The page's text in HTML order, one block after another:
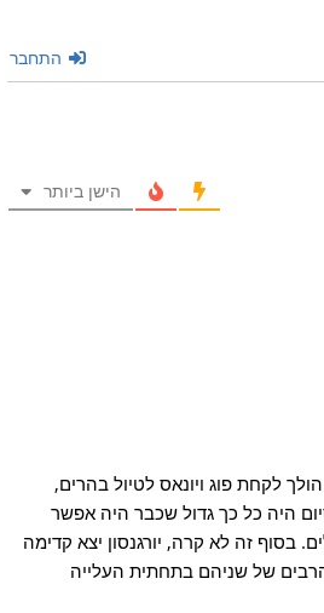
התחבר
הישן ביותר
לקחת פוג ויונאס לטיול בהרים,
היה כל כך גדול שכבר היה אפשר
בסוף זה לא קרה, יורגנסון יצא קדימה
של שניהם בתחתית העלייה